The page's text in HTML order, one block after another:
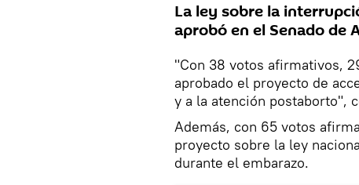
La ley sobre la
aprobó en el Senado de
"Con 38 votos afirmativos,
aprobado el proyecto de
y a la atención postaborto",
​Además, con 65 votos
proyecto sobre la ley
durante el embarazo.